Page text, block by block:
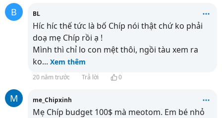
B BL
Híc híc thế tức là bố Chíp nói thật chứ ko phải
doạ mẹ Chíp rồi ạ !
Mình thì chỉ lo con mệt thôi, ngồi tàu xem ra
ko... Xem thêm
20 năm trước Trả lời 0
M me_Chipxinh
Mẹ Chíp budget 100$ mà meotom. Em bé nhỏ